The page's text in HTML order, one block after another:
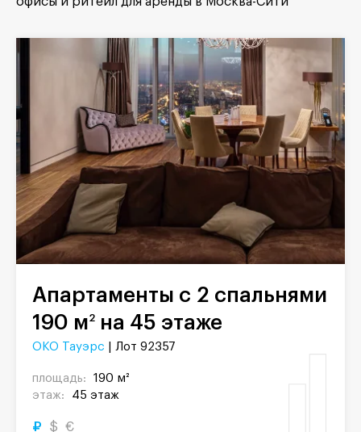
Апартаменты с 2 спальнями
190 м2 на 45 этаже
ОКО Тауэрс | Лот 92357
площадь:
190 м²
этаж:
45 этаж
₽ $ €